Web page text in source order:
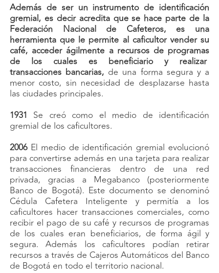
Además de ser un instrumento de identificación
gremial, es decir acredita que se hace parte de la
Federación Nacional de Cafeteros, es una
herramienta que le permite al caficultor vender su
café, acceder ágilmente a recursos de programas
de los cuales es beneficiario y realizar
transacciones bancarias, de una forma segura y a
menor costo, sin necesidad de desplazarse hasta
las ciudades principales.
1931 Se creó como el medio de identificación
gremial de los caficultores.
2006El medio de identificación gremial evolucionó
para convertirse además en una tarjeta para realizar
transacciones financieras dentro de una red
privada, gracias a Megabanco (posteriormente
Banco de Bogotá). Este documento se denominó
Cédula Cafetera Inteligente y permitía a los
caficultores hacer transacciones comerciales, como
recibir el pago de su café y recursos de programas
de los cuales eran beneficiarios, de forma ágil y
segura. Además los caficultores podían retirar
recursos a través de Cajeros Automáticos del Banco
de Bogotá en todo el territorio nacional.